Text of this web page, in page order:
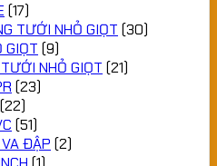
(17)
TƯỚI NHỎ GIỌT (30)
GIỌT (9)
NHỎ GIỌT (21)
(23)
(22)
(51)
VA ĐẬP (2)